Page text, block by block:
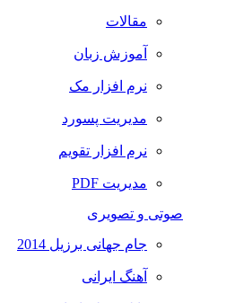
مقالات
آموزش زبان
نرم افزار مک
مدیریت پسورد
نرم افزار تقویم
مدیریت PDF
صوتی و تصویری
جام جهانی برزیل 2014
آهنگ ایرانی